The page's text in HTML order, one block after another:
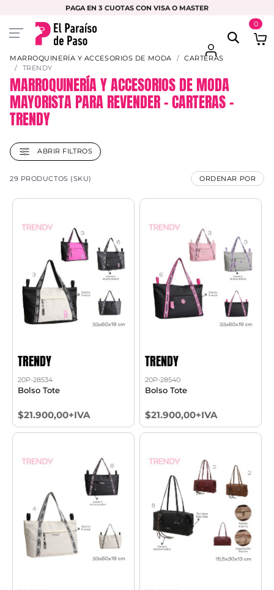
PAGA EN 3 CUOTAS CON VISA O MASTER
0
MARROQUINERÍA Y ACCESORIOS DE MODA
CARTERAS
TRENDY
MARROQUINERÍA Y ACCESORIOS DE MODA
MAYORISTA PARA REVENDER – CARTERAS –
TRENDY
ABRIR FILTROS
29 PRODUCTOS (SKU) ORDENAR POR
TRENDY
20P-28534
Bolso Tote
$21.900,00+IVA
TRENDY
20P-28540
Bolso Tote
$21.900,00+IVA